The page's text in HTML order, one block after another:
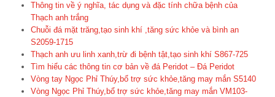
Thông tin về ý nghĩa, tác dụng và đặc tính chữa bệnh của
Thạch anh trắng
Chuỗi đá mặt trăng,tạo sinh khí ,tăng sức khỏe và bình an
S2059-1715
Thạch anh ưu linh xanh,trừ đi bệnh tật,tạo sinh khí S867-725
Tìm hiểu các thông tin cơ bản về đá Peridot – Đá Peridot
Vòng tay Ngọc Phỉ Thúy,bổ trợ sức khỏe,tăng may mắn S5140
Vòng Ngọc Phỉ Thúy,bổ trợ sức khỏe,tăng may mắn VM103-